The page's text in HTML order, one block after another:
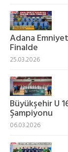
Adana
Finalde
25.03.2026
Büyükşehir U
Şampiyonu
06.03.2026